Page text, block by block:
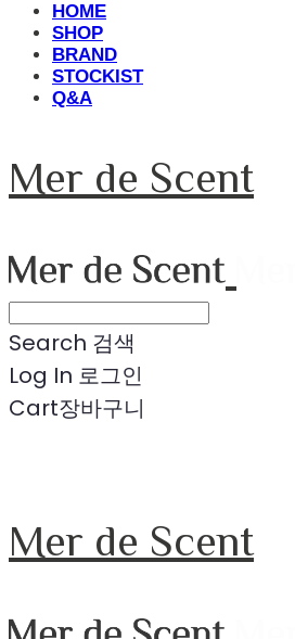
HOME
SHOP
BRAND
STOCKIST
Q&A
Mer de Scent
Search 검색
Log In 로그인
Cart장바구니
Mer de Scent